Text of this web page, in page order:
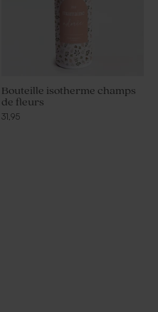
Bouteille isotherme champs
de fleurs
31,95